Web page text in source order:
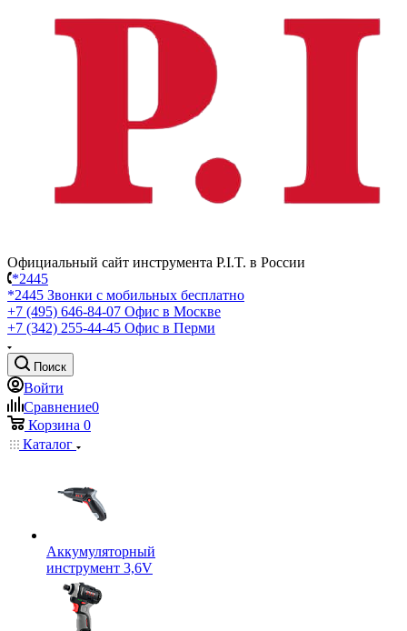
Официальный сайт инструмента P.I.T. в России
*2445
*2445 Звонки с мобильных бесплатно
+7 (495) 646-84-07 Офис в Москве
+7 (342) 255-44-45 Офис в Перми
Поиск
Войти
Сравнение0
Корзина 0
Каталог
Аккумуляторный
инструмент 3,6V